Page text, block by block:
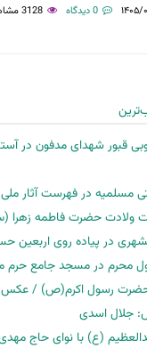
۰۱/۲۰ 0 دیدگاه 3128 مشاهده
قبور شهدای مدفون در
مسلمیه در فهرست آثار
ولادت حضرت فاطمه
در پیاده روی اربعین
اول محرم در مسجد جامع
حضرت رسول اکرم(ص) /
جلال اسدی
(ع) با نوای حاج